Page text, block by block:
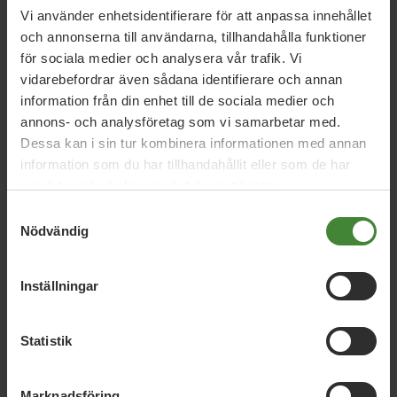
Vi använder enhetsidentifierare för att anpassa innehållet
och annonserna till användarna, tillhandahålla funktioner
för sociala medier och analysera vår trafik. Vi
vidarebefordrar även sådana identifierare och annan
information från din enhet till de sociala medier och
annons- och analysföretag som vi samarbetar med.
Dessa kan i sin tur kombinera informationen med annan
information som du har tillhandahållit eller som de har
Nödvändig
Inställningar
Statistik
3 augusti 2026
Pride är över – nu fortsätter kampen för
hbtqi-personers rättigheter
30 juli 2026
Earth Overshoot Day: Naturkrisen är en
säkerhetsfråga